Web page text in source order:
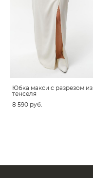
Юбка макси с разрезом из
тенселя
8 590 pуб.